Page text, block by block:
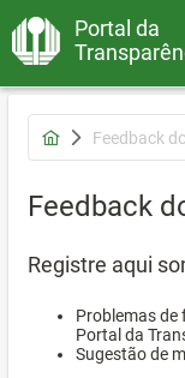
Portal da
Feedback
Feedback
Registre aqui
Problemas de
Portal da
Sugestão de